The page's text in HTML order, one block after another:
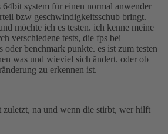
64bit system für einen normal anwender
bzw geschwindigkeitsschub bringt.
möchte ich es testen. ich kenne meine
verschiedene tests, die fps bei
oder benchmark punkte. es ist zum testen
was und wieviel sich ändert. oder ob
zu erkennen ist.
zuletzt, na und wenn die stirbt, wer hilft